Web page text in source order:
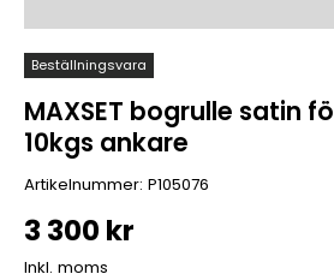
Beställningsvara
MAXSET bogrulle satin
10kgs ankare
Artikelnummer: P105076
3 300 kr
Inkl. moms